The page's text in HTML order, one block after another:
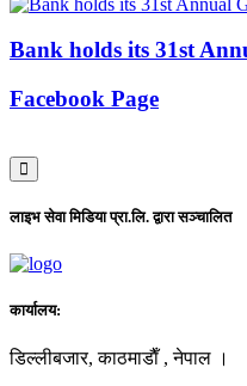
Bank holds its 31st
Facebook Page
लाइभ सेवा मिडिया प्रा.लि. द्वारा सञ्चालित
कार्यालय:
डिल्लीबजार, काठमाडाैँ , नेपाल ।